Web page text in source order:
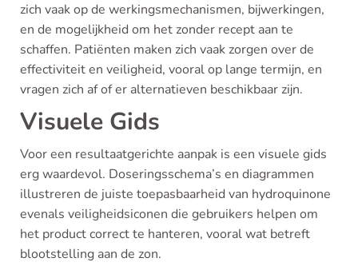
zich vaak op de werkingsmechanismen, bijwerkingen,
en de mogelijkheid om het zonder recept aan te
schaffen. Patiënten maken zich vaak zorgen over de
effectiviteit en veiligheid, vooral op lange termijn, en
vragen zich af of er alternatieven beschikbaar zijn.
Visuele Gids
Voor een resultaatgerichte aanpak is een visuele gids
erg waardevol. Doseringsschema’s en diagrammen
illustreren de juiste toepasbaarheid van hydroquinone
evenals veiligheidsiconen die gebruikers helpen om
het product correct te hanteren, vooral wat betreft
blootstelling aan de zon.